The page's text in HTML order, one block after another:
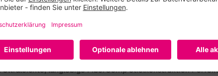
> 30 cm) Breitere Klinge und Spaltkeil sorgen
Klinge aus geschmiedetem Stahl Reibungsarme
Ultraleichte, langlebige FiberComp Stielkonstruktion